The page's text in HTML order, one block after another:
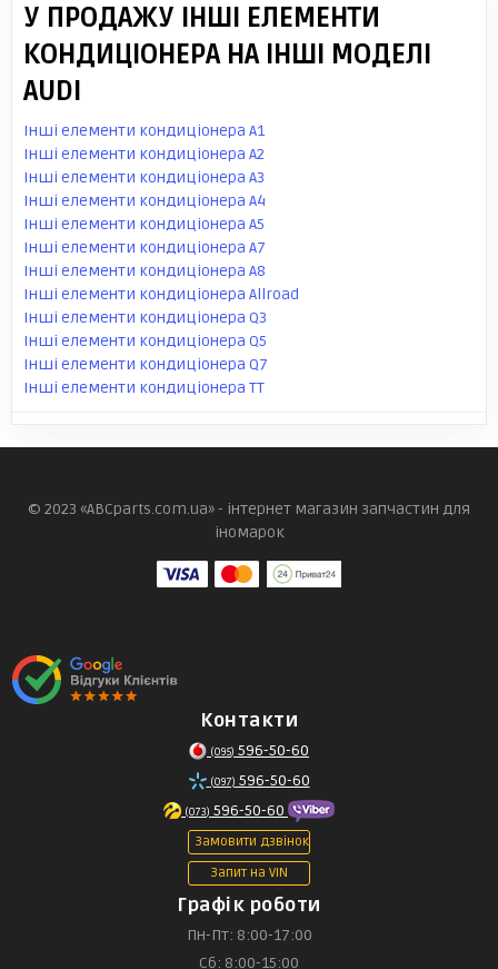
У ПРОДАЖУ ІНШІ ЕЛЕМЕНТИ
КОНДИЦІОНЕРА НА ІНШІ МОДЕЛІ
AUDI
Інші елементи кондиціонера A1
Інші елементи кондиціонера A2
Інші елементи кондиціонера A3
Інші елементи кондиціонера A4
Інші елементи кондиціонера A5
Інші елементи кондиціонера A7
Інші елементи кондиціонера A8
Інші елементи кондиціонера Allroad
Інші елементи кондиціонера Q3
Інші елементи кондиціонера Q5
Інші елементи кондиціонера Q7
Інші елементи кондиціонера TT
© 2023 «ABCparts.com.ua» - інтернет магазин запчастин для
іномарок
Контакти
(095) 596-50-60
(097) 596-50-60
(073) 596-50-60
Замовити дзвінок
Запит на VIN
Графік роботи
Пн-Пт: 8:00-17:00
Сб: 8:00-15:00